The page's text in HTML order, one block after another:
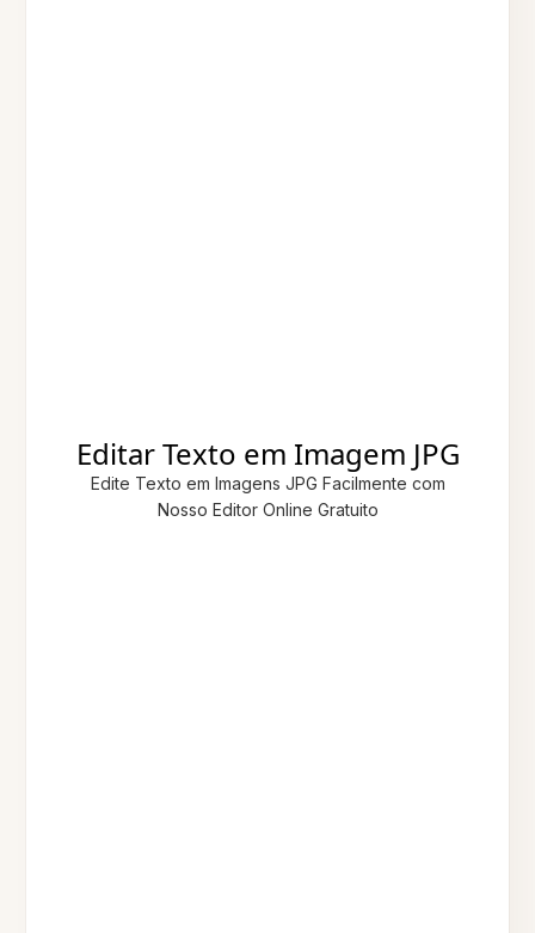
Editar Texto em Imagem JPG
Edite Texto em Imagens JPG Facilmente com
Nosso Editor Online Gratuito